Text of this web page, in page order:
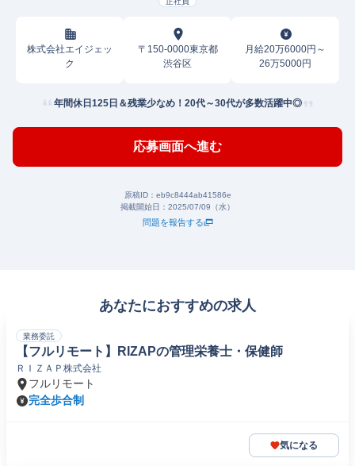
株式会社エイジェッ
ク
〒150-0000東京都
渋谷区
月給20万6000円～
26万5000円
年間休日125日＆残業少なめ！20代～30代が多数活躍中◎
応募画面へ進む
原稿ID： eb9c8444ab41586e
掲載開始日： 2025/07/09（水）
問題を報告する
あなたにおすすめの求人
業務委託
【フルリモート】RIZAPの管理栄養士・保健師
ＲＩＺＡＰ株式会社
フルリモート
完全歩合制
気になる